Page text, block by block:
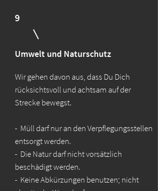
9
Umwelt und Naturschutz
Wir gehen davon aus, dass Du Dich
rücksichtsvoll und achtsam auf der
Strecke bewegst.
- Müll darf nur an den Verpflegungsstellen
entsorgt werden.
- Die Natur darf nicht vorsätzlich
beschädigt werden.
- Keine Abkürzungen benutzen; nicht